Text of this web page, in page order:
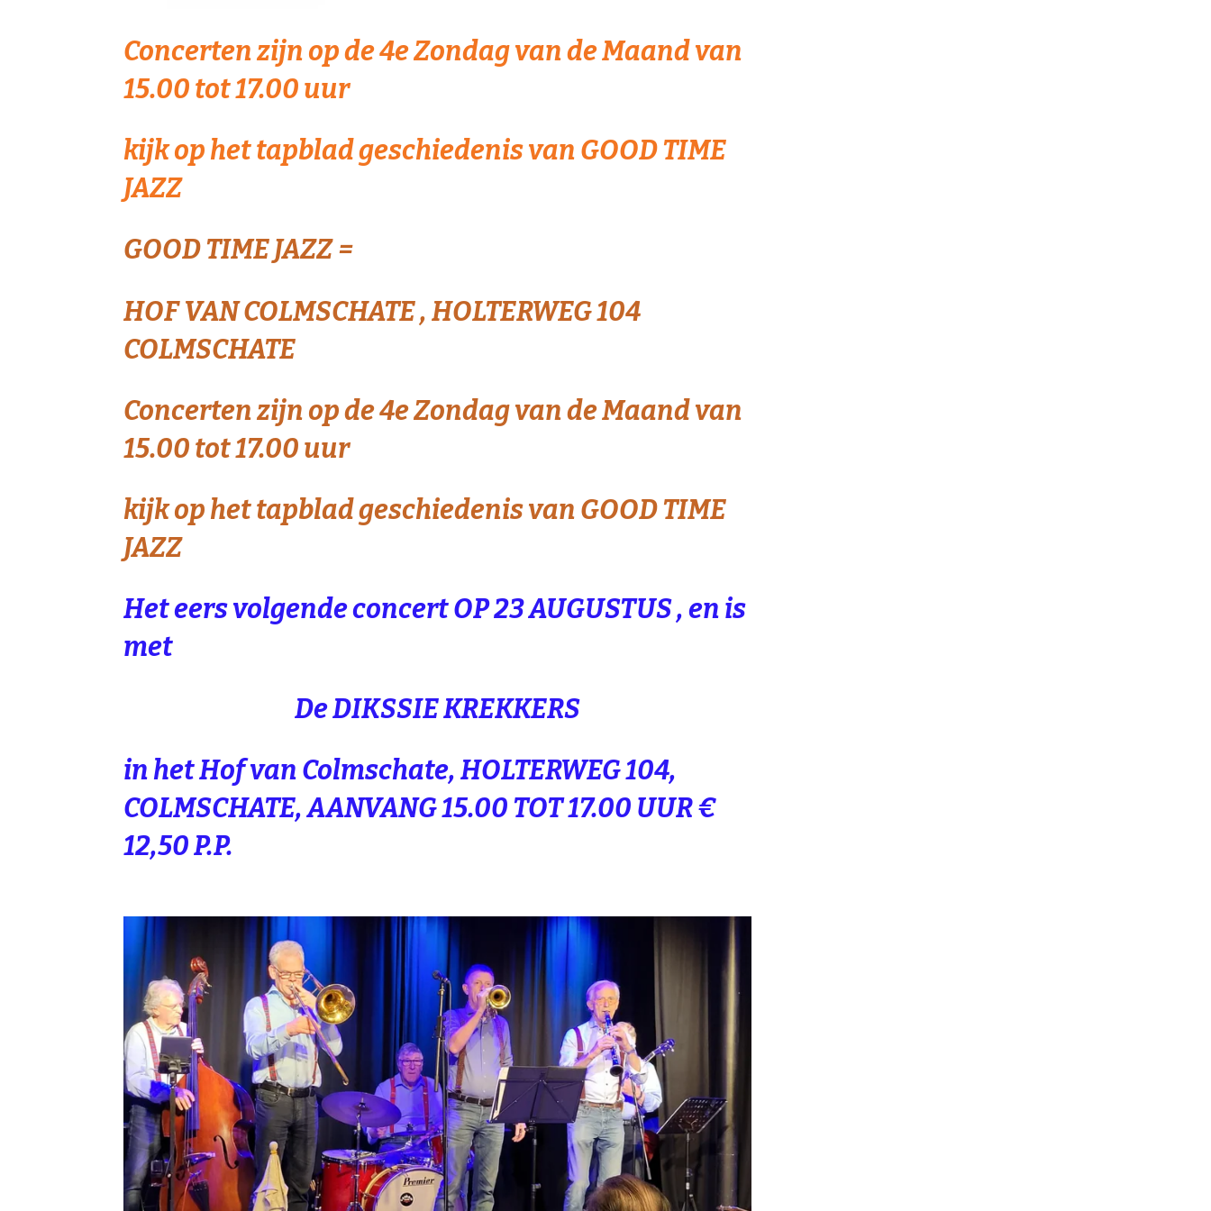
Concerten zijn op de 4e Zondag van de Maand van
15.00 tot 17.00 uur
kijk op het tapblad geschiedenis van GOOD TIME
JAZZ
GOOD TIME JAZZ =
HOF VAN COLMSCHATE , HOLTERWEG 104
COLMSCHATE
Concerten zijn op de 4e Zondag van de Maand van
15.00 tot 17.00 uur
kijk op het tapblad geschiedenis van GOOD TIME
JAZZ
Het eers volgende concert OP 23 AUGUSTUS , en is
met
De DIKSSIE KREKKERS
in het Hof van Colmschate,HOLTERWEG 104,
COLMSCHATE, AANVANG 15.00 TOT 17.00 UUR €
12,50 P.P.